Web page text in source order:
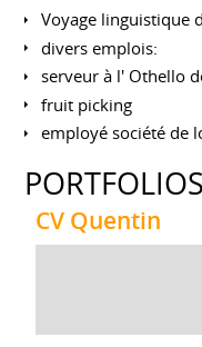
Voyage linguistique
divers emplois:
serveur à l' Othello
fruit picking
employé société de
PORTFOLIOS
CV Quentin